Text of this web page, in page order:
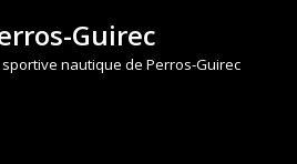
Guirec
nautique de Perros-Guirec